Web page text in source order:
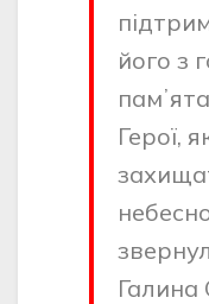
його з
Герої,
Галина